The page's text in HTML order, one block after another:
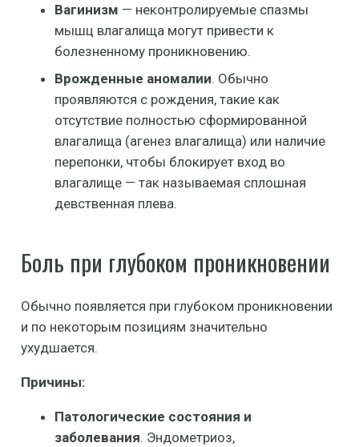
Вагинизм — неконтролируемые спазмы
мышц влагалища могут привести к
болезненному проникновению.
Врожденные аномалии. Обычно
проявляются с рождения, такие как
отсутствие полностью сформированной
влагалища (агенез влагалища) или наличие
перепонки, чтобы блокирует вход во
влагалище — так называемая сплошная
девственная плева.
Боль при глубоком проникновении
Обычно появляется при глубоком проникновении
и по некоторым позициям значительно
ухудшается.
Причины:
Патологические состояния и
заболевания. Эндометриоз,